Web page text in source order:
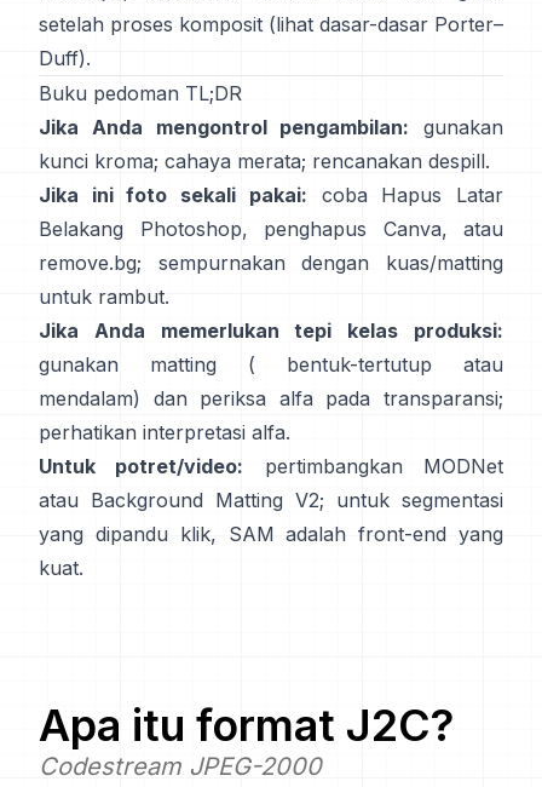
setelah proses komposit (lihat dasar-dasar Porter–
Duff).
Buku pedoman TL;DR
Jika Anda mengontrol pengambilan: gunakan
kunci kroma; cahaya merata; rencanakan despill.
Jika ini foto sekali pakai: coba Hapus Latar
Belakang Photoshop, penghapus Canva, atau
remove.bg; sempurnakan dengan kuas/matting
untuk rambut.
Jika Anda memerlukan tepi kelas produksi:
gunakan matting (
bentuk-tertutup
atau
mendalam) dan periksa alfa pada transparansi;
perhatikan interpretasi alfa.
Untuk potret/video: pertimbangkan
MODNet
atau Background Matting V2; untuk segmentasi
yang dipandu klik, SAM adalah front-end yang
kuat.
Apa itu format J2C?
Codestream JPEG-2000